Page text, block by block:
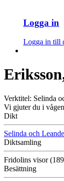
Logga in
Logga in till
Verktitel: Selinda
Vi gjuter du i
Dikt
Selinda och
Diktsamling
Fridolins visor
Besättning